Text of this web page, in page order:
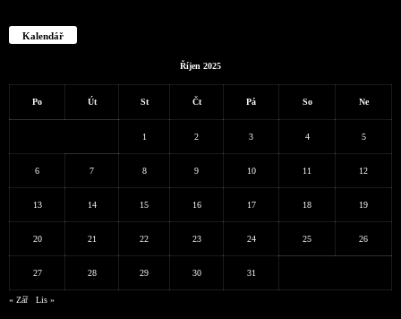
Kalendář
Říjen 2025
Po Út St Čt Pá So Ne
1 2 3 4 5
6 7 8 9 10 11 12
13 14 15 16 17 18 19
20 21 22 23 24 25 26
27 28 29 30 31
« Zář Lis »